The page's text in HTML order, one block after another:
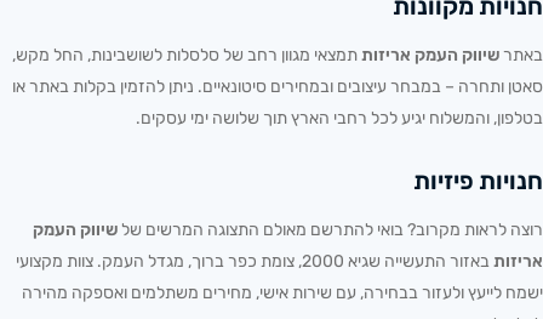
באתרשיווק העמק אריזותתמצאי מגוון רחב של סלסלות לשושבינות, החל מקש,
סאטן ותחרה – במבחר עיצובים ובמחירים סיטונאיים. ניתן להזמין בקלות באתר או
בטלפון, והמשלוח יגיע לכל רחבי הארץ תוך שלושה ימי עסקים.
חנויות פיזיות
רוצה לראות מקרוב? בואי להתרשם מאולם התצוגה המרשים של שיווק העמק
אריזות
באזור התעשייה שגיא 2000, צומת כפר ברוך, מגדל העמק. צוות מקצועי
ישמח לייעץ ולעזור בבחירה, עם שירות אישי, מחירים משתלמים ואספקה מהירה